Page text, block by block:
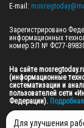
E-mail:
Зарегистрировано
информационных
номер ЭЛ № ФС77-
На сайте
(информационные
систематизации и
пользователей сети
Федерации).
© 2026 ПРАВА НА ВСЕ
МЕДИА" (ОГРН:
Для улучшения